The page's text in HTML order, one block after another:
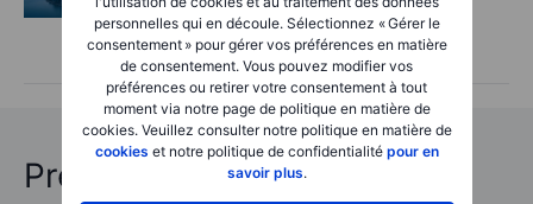
personnelles qui en découle. Sélectionnez « Gérer le
consentement » pour gérer vos préférences en matière
de consentement. Vous pouvez modifier vos
préférences ou retirer votre consentement à tout
moment via notre page de politique en matière de
cookies. Veuillez consulter notre politique en matière de
cookies et notre politique de confidentialité pour en
savoir plus.
inquiètent, les espoirs autour d’Hormuz
progressent – 6 août 2026
Prédictions choc 2026